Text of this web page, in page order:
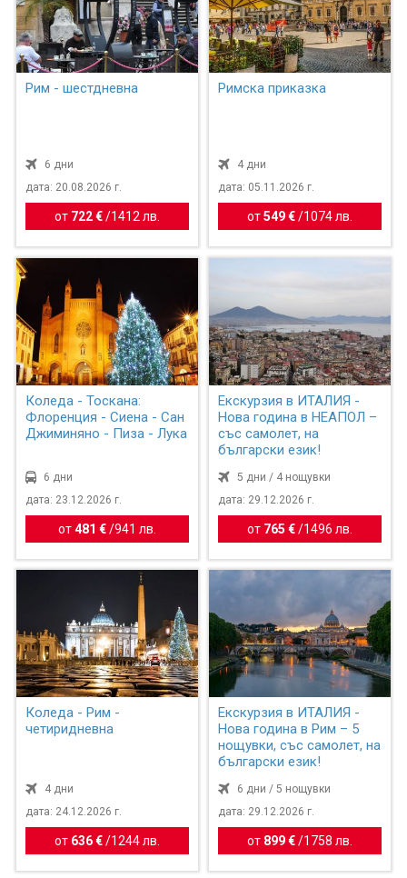
Рим - шестдневна
6 дни
дата: 20.08.2026 г.
от 722 € / 1412 лв.
Римска приказка
4 дни
дата: 05.11.2026 г.
от549 €/ 1074 лв.
Коледа - Тоскана:
Флоренция - Сиена - Сан
Джиминяно - Пиза - Лука
6 дни
дата: 23.12.2026 г.
от481 € /941 лв.
Екскурзия в ИТАЛИЯ -
Нова година в НЕАПОЛ –
със самолет, на
български език!
5 дни / 4 нощувки
дата: 29.12.2026 г.
от 765 €/ 1496 лв.
Коледа - Рим -
четиридневна
4 дни
дата: 24.12.2026 г.
от 636 € / 1244 лв.
Екскурзия в ИТАЛИЯ -
Нова година в Рим – 5
нощувки, със самолет, на
български език!
6 дни / 5 нощувки
дата: 29.12.2026 г.
от 899 €/ 1758 лв.